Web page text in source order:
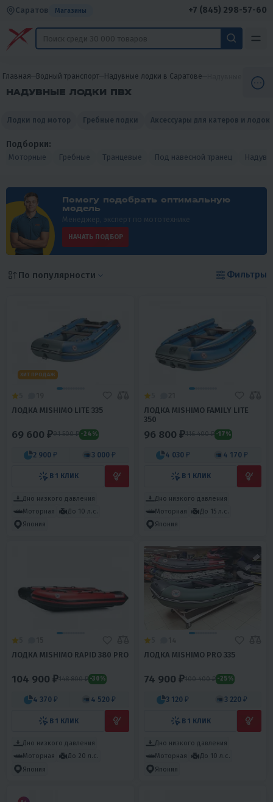
Саратов Магазины +7 (845) 298-57-60
Главная Водный транспорт Надувные лодки в Саратове Надувные лодки
НАДУВНЫЕ ЛОДКИ ПВХ
Лодки под мотор Гребные лодки Аксессуары для катеров и лодок
Подборки:
Моторные Гребные Транцевые Под навесной транец
Помогу подобрать оптимальную
модель
Менеджер, эксперт по мототехнике
НАЧАТЬ ПОДБОР
По популярности Фильтры
ХИТ ПРОДАЖ
ЛОДКА MISHIMO LITE 335
69 600 ₽91 500 ₽ -24%
2 900 ₽ 3 000 ₽
В 1 КЛИК
Дно низкого давления
Моторная
До 10 л.с.
Япония
ЛОДКА MISHIMO FAMILY LITE
350
96 800 ₽116 400 ₽ -17%
4 030 ₽ 4 170 ₽
В 1 КЛИК
Дно низкого давления
Моторная
До 15 л.с.
Япония
ЛОДКА MISHIMO RAPID 380 PRO
104 900 ₽148 800 ₽ -30%
4 370 ₽ 4 520 ₽
В 1 КЛИК
Дно низкого давления
Моторная
До 20 л.с.
Япония
ЛОДКА MISHIMO PRO 335
74 900 ₽100 400 ₽ -25%
3 120 ₽ 3 220 ₽
В 1 КЛИК
Дно низкого давления
Моторная
До 10 л.с.
Япония